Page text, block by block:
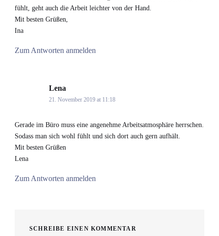
fühlt, geht auch die Arbeit leichter von der Hand.
Mit besten Grüßen,
Ina
Zum Antworten anmelden
Lena
21. November 2019 at 11:18
Gerade im Büro muss eine angenehme Arbeitsatmosphäre herrschen.
Sodass man sich wohl fühlt und sich dort auch gern aufhält.
Mit besten Grüßen
Lena
Zum Antworten anmelden
SCHREIBE EINEN KOMMENTAR